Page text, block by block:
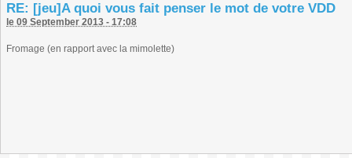
RE: [jeu]A quoi vous fait penser le mot de votre VDD
le 09 September 2013 - 17:08
Fromage (en rapport avec la mimolette)